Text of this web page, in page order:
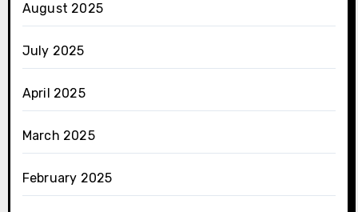
August 2025
July 2025
April 2025
March 2025
February 2025